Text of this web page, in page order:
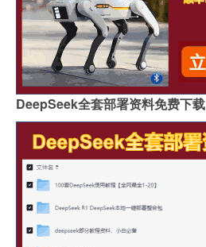
DeepSeek全套部署资料免费下载